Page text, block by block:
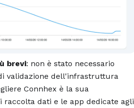
brevi: non è stato necessario
validazione dell'infrastruttura
Connhex è la sua
dati e le app dedicate agli